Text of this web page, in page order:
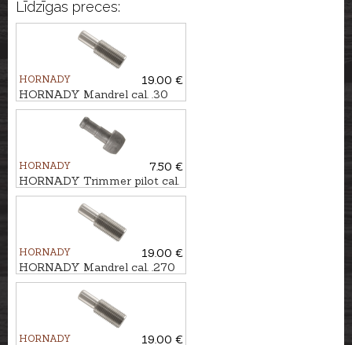
Līdzīgas preces:
HORNADY
19.00 €
HORNADY Mandrel cal. .30
HORNADY
7.50 €
HORNADY Trimmer pilot cal.
.338 #13
HORNADY
19.00 €
HORNADY Mandrel cal. .270
HORNADY
19.00 €